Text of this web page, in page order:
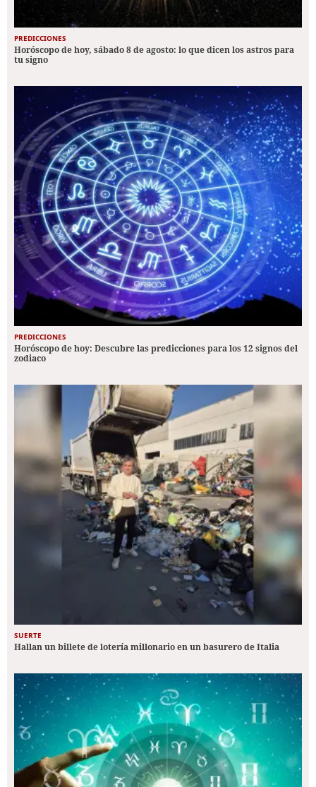
PREDICCIONES
Horóscopo de hoy, sábado 8 de agosto: lo que dicen los astros para
tu signo
PREDICCIONES
Horóscopo de hoy: Descubre las predicciones para los 12 signos del
zodiaco
SUERTE
Hallan un billete de lotería millonario en un basurero de Italia